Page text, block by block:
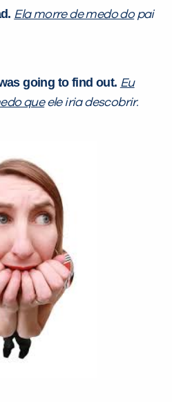
Ela morre de medo dopai
going to find out. Eu
queele iria descobrir.